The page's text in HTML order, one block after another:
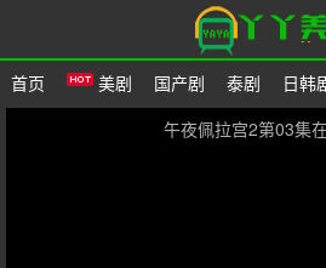
爱美剧网
首页 美剧 国产剧 泰剧 日韩
午夜佩拉宫2第03集